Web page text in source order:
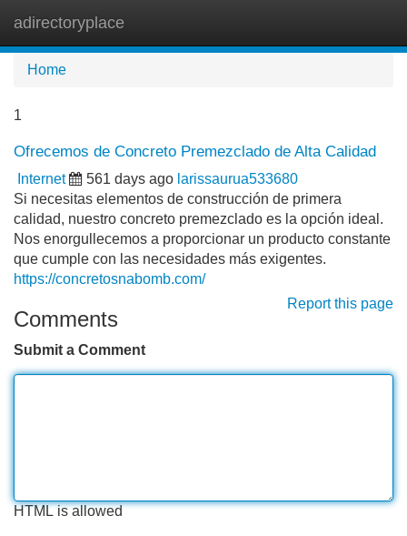
adirectoryplace
Home
1
Ofrecemos de Concreto Premezclado de Alta Calidad
Internet 561 days ago larissaurua533680
Si necesitas elementos de construcción de primera
calidad, nuestro concreto premezclado es la opción ideal.
Nos enorgullecemos a proporcionar un producto constante
que cumple con las necesidades más exigentes.
https://concretosnabomb.com/
Report this page
Comments
Submit a Comment
HTML is allowed